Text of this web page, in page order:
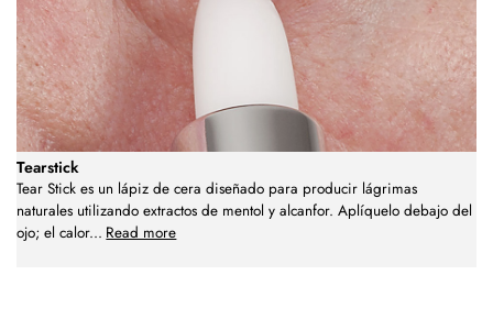
Tearstick
Tear Stick es un lápiz de cera diseñado para producir lágrimas
naturales utilizando extractos de mentol y alcanfor. Aplíquelo debajo del
ojo; el calor... Read more